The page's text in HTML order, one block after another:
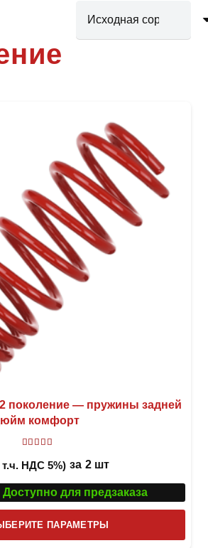
2 поколение — пружины задней
комфорт
т.ч. НДС 5%) за 2 шт
Доступно для предзаказа
ПАРАМЕТРЫ
товар